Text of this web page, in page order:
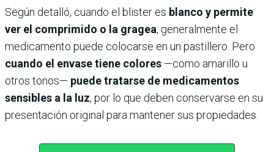
Según detalló, cuando el blister es blanco y permite
ver el comprimido o la gragea, generalmente el
medicamento puede colocarse en un pastillero. Pero
cuando el envase tiene colores —como amarillo u
otros tonos— puede tratarse de medicamentos
sensibles a la luz, por lo que deben conservarse en su
presentación original para mantener sus propiedades.